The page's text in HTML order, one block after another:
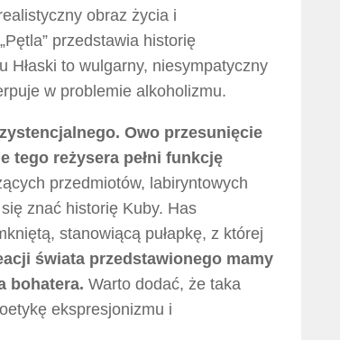
obraz życia i
przedstawia historię
Hłaski to wulgarny, niesympatyczny
w problemie alkoholizmu.
Owo przesunięcie
tego reżysera pełni funkcję
przedmiotów, labiryntowych
znać historię Kuby. Has
stanowiącą pułapkę, z której
świata przedstawionego mamy
bohatera. Warto dodać, że taka
ekspresjonizmu i